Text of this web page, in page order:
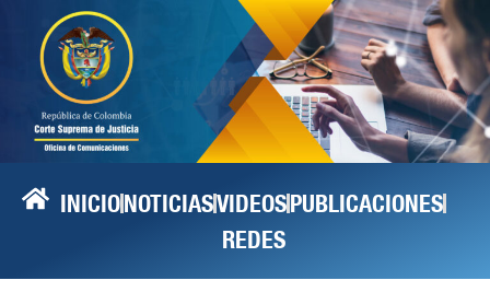
INICIONOTICIASVIDEOSPUBLICACIONES
REDES